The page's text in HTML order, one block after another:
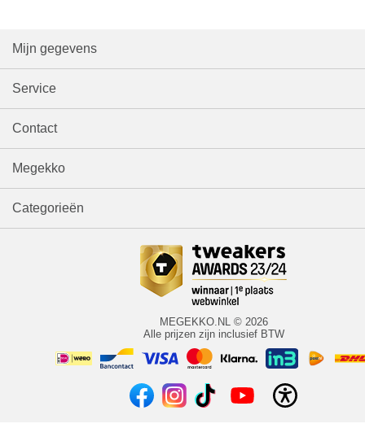
Mijn gegevens
Service
Contact
Megekko
Categorieën
MEGEKKO.NL © 2026
Alle prijzen zijn inclusief BTW